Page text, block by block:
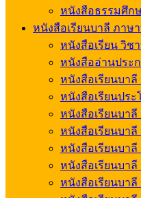
หนังสือธรรมศึก
หนังสือเรียนบาลี ภาษ
หนังสือเรียน วิช
หนังสืออ่านประ
หนังสือเรียนบาลี
หนังสือเรียนประ
หนังสือเรียนบาลี
หนังสือเรียนบาลี
หนังสือเรียนบาลี
หนังสือเรียนบาลี
หนังสือเรียนบาลี